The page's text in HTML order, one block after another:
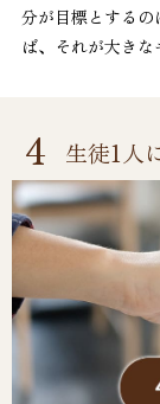
分が目標とする
ば、それが大きな
4 生徒1人